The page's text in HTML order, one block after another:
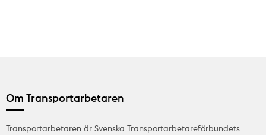
Om Transportarbetaren
Transportarbetaren är Svenska Transportarbetareförbundets